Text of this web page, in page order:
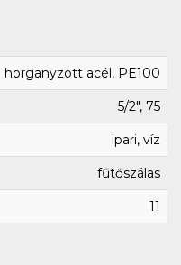
horganyzott acél, PE100
5/2", 75
ipari, víz
fűtőszálas
11